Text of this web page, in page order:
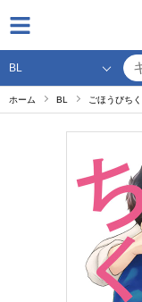
ホーム BL ごほうびち